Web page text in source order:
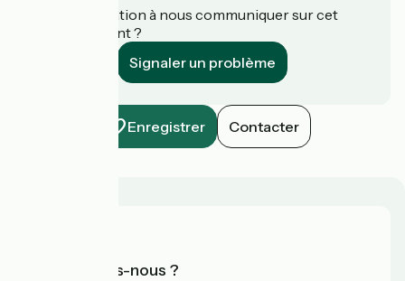
Une information à nous communiquer sur cet
établissement ?
Signaler un problème
Enregistrer Contacter
Qui sommes-nous ?